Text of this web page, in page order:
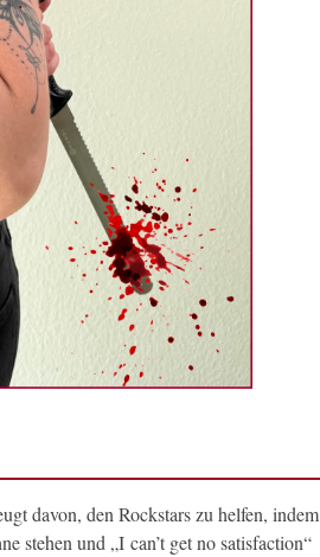
davon, den Rockstars zu helfen, indem
stehen und „I can’t get no satisfaction“